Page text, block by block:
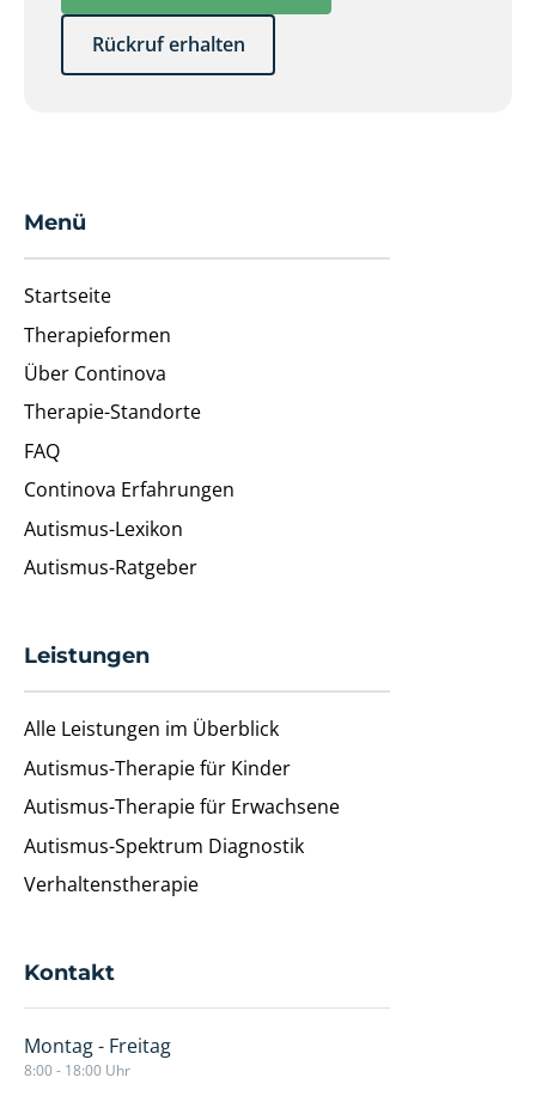
Rückruf erhalten
Menü
Startseite
Therapieformen
Über Continova
Therapie-Standorte
FAQ
Continova Erfahrungen
Autismus-Lexikon
Autismus-Ratgeber
Leistungen
Alle Leistungen im Überblick
Autismus-Therapie für Kinder
Autismus-Therapie für Erwachsene
Autismus-Spektrum Diagnostik
Verhaltenstherapie
Kontakt
Montag - Freitag
8:00 - 18:00 Uhr